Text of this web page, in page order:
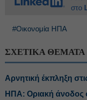
στο
#Οικονομία ΗΠΑ
ΣΧΕΤΙΚΑ ΘΕΜΑΤΑ
Αρνητική έκπληξη
ΗΠΑ: Οριακή άνοδος